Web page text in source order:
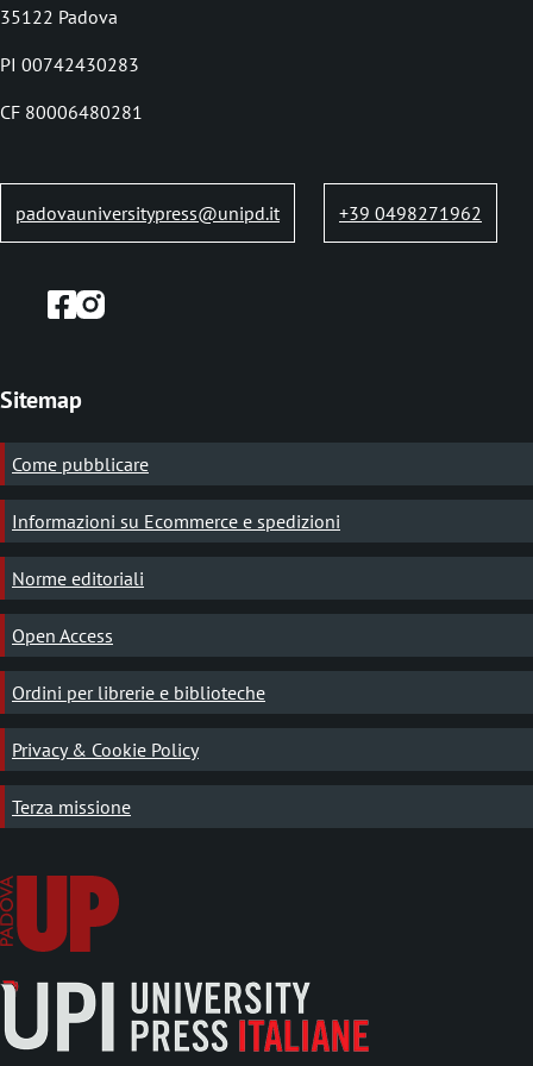
mostrare tutta la sua sterminata e, a suo modo, imperitura,
profetica ricchezza – e salvarsi, come altrimenti non potrebbe.
u
m
35122 Padova
PI 00742430283
CF 80006480281
padovauniversitypress@unipd.it +39 0498271962
Sitemap
Come pubblicare
Informazioni su Ecommerce e spedizioni
Norme editoriali
Open Access
Ordini per librerie e biblioteche
Privacy & Cookie Policy
Terza missione